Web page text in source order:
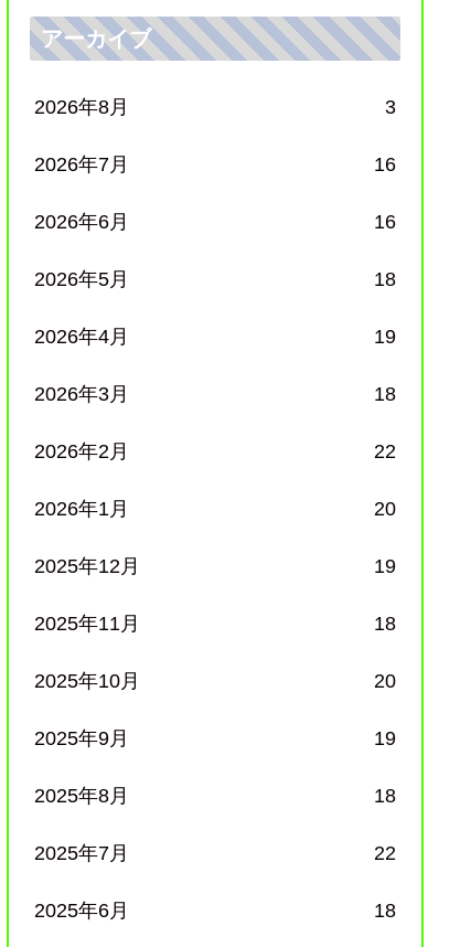
アーカイブ
2026年8月 3
2026年7月 16
2026年6月 16
2026年5月 18
2026年4月 19
2026年3月 18
2026年2月 22
2026年1月 20
2025年12月 19
2025年11月 18
2025年10月 20
2025年9月 19
2025年8月 18
2025年7月 22
2025年6月 18